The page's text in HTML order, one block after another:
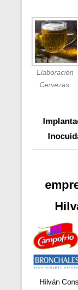
Elaboración
Cervezas.
Hilván